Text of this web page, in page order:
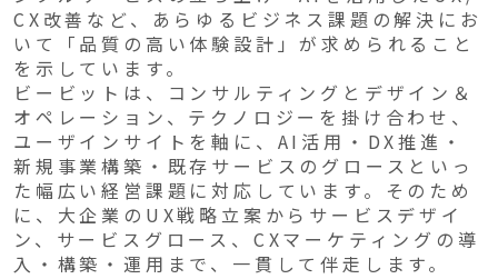
CX改善など、あらゆるビジネス課題の解決にお
いて「品質の高い体験設計」が求められること
を示しています。
ビービットは、コンサルティングとデザイン＆
オペレーション、テクノロジーを掛け合わせ、
ユーザインサイトを軸に、AI活用・DX推進・
新規事業構築・既存サービスのグロースといっ
た幅広い経営課題に対応しています。そのため
に、大企業のUX戦略立案からサービスデザイ
ン、サービスグロース、CXマーケティングの導
入・構築・運用まで、一貫して伴走します。